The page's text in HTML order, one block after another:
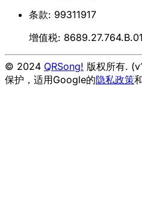
条款: 99311917
增值税: 8689.27.764.B.01
© 2024 QRSong! 版权所有.
保护，适用Google的隐私政策